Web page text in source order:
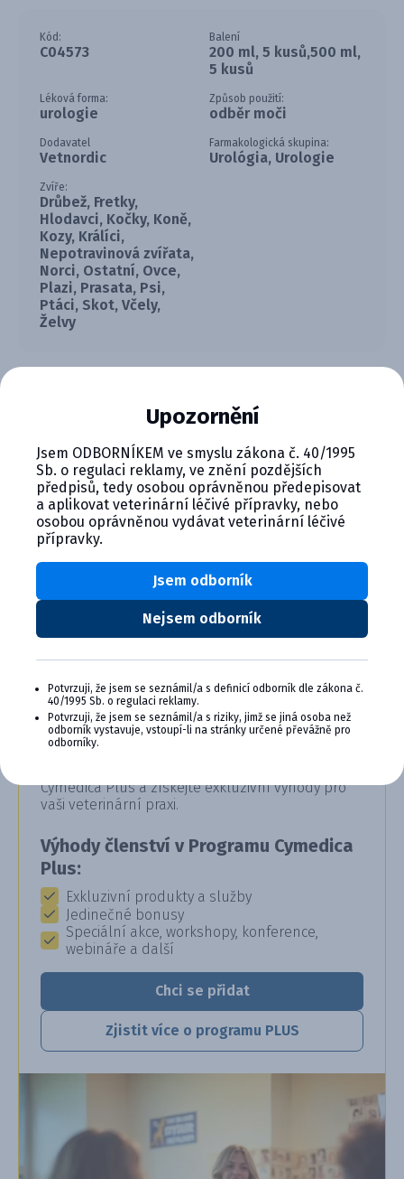
Kód:
C04573
Balení
200 ml, 5 kusů,500 ml,
5 kusů
Léková forma:
urologie
Způsob použití:
odběr moči
Dodavatel
Vetnordic
Farmakologická skupina:
Urológia, Urologie
Zvíře:
Drůbež, Fretky,
Hlodavci, Kočky, Koně,
Kozy, Králíci,
Nepotravinová zvířata,
Norci, Ostatní, Ovce,
Plazi, Prasata, Psi,
Ptáci, Skot, Včely,
Želvy
6923.pdf
131.08 KB
Stáhnout soubor
Sáček na moč s Foley konektorem a 100cm hadičkou.
CYMEDICA PLUS: VĚRNOST, KTERÁ
SE VYPLÁCÍ
Cymedica Plus a získejte exkluzivní výhody pro
vaši veterinární praxi.
Výhody členství v Programu Cymedica
Plus:
Exkluzivní produkty a služby
Jedinečné bonusy
Speciální akce, workshopy, konference,
webináře a další
Chci se přidat
Zjistit více o programu PLUS
Upozornění
Jsem ODBORNÍKEM ve smyslu zákona č. 40/1995
Sb. o regulaci reklamy, ve znění pozdějších
předpisů, tedy osobou oprávněnou předepisovat
a aplikovat veterinární léčivé přípravky, nebo
osobou oprávněnou vydávat veterinární léčivé
přípravky.
Nejsem odborník
Jsem odborník
Potvrzuji, že jsem se seznámil/a s definicí odborník dle zákona č.
40/1995 Sb. o regulaci reklamy.
Potvrzuji, že jsem se seznámil/a s riziky, jimž se jiná osoba než
odborník vystavuje, vstoupí-li na stránky určené převážně pro
odborníky.